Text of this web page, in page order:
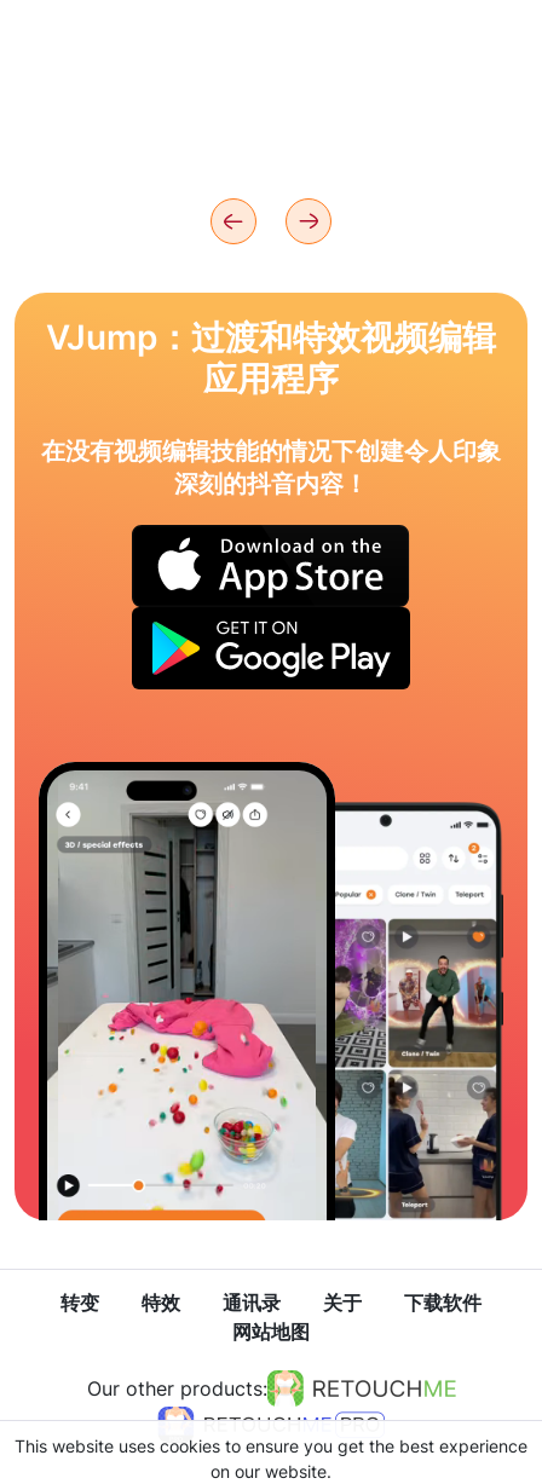
VJump：过渡和特效视频编辑
应用程序
在没有视频编辑技能的情况下创建令人印象
深刻的抖音内容！
转变 特效 通讯录 关于
下载软件
网站地图
Our other products:
This website uses cookies to ensure you get the best experience
on our website.